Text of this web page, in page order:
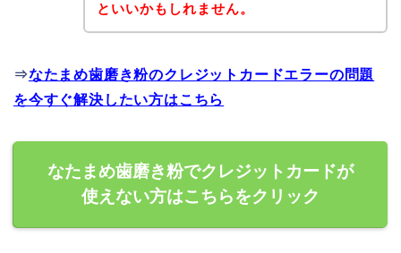
といいかもしれません。
⇒なたまめ歯磨き粉のクレジットカードエラーの問題
を今すぐ解決したい方はこちら
なたまめ歯磨き粉でクレジットカードが
使えない方はこちらをクリック